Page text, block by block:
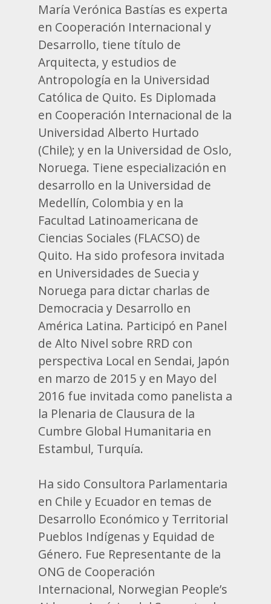
María Verónica Bastías es experta
en Cooperación Internacional y
Desarrollo, tiene título de
Arquitecta, y estudios de
Antropología en la Universidad
Católica de Quito. Es Diplomada
en Cooperación Internacional de la
Universidad Alberto Hurtado
(Chile); y en la Universidad de Oslo,
Noruega. Tiene especialización en
desarrollo en la Universidad de
Medellín, Colombia y en la
Facultad Latinoamericana de
Ciencias Sociales (FLACSO) de
Quito. Ha sido profesora invitada
en Universidades de Suecia y
Noruega para dictar charlas de
Democracia y Desarrollo en
América Latina. Participó en Panel
de Alto Nivel sobre RRD con
perspectiva Local en Sendai, Japón
en marzo de 2015 y en Mayo del
2016 fue invitada como panelista a
la Plenaria de Clausura de la
Cumbre Global Humanitaria en
Estambul, Turquía.
Ha sido Consultora Parlamentaria
en Chile y Ecuador en temas de
Desarrollo Económico y Territorial
Pueblos Indígenas y Equidad de
Género. Fue Representante de la
ONG de Cooperación
Internacional, Norwegian People’s